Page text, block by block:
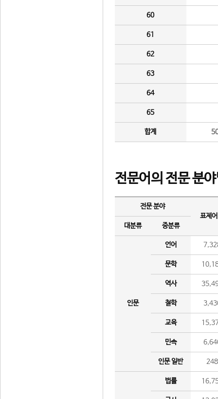
60
61
62
63
64
65
합계
전문어의 전문 분
전문 분야
표제
대분류
중분류
인문
언어
문학
역사
철학
교육
민속
인문 일반 248
법률